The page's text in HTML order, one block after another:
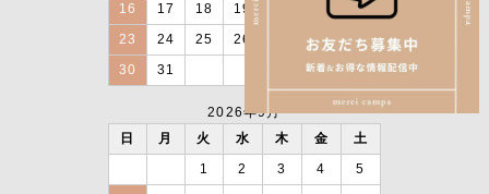
16
17 18 19 21
22
23
24 25 26 28
29
30
31
2026年9月
日
月 火 水 木 金
土
1
2 3 4
5